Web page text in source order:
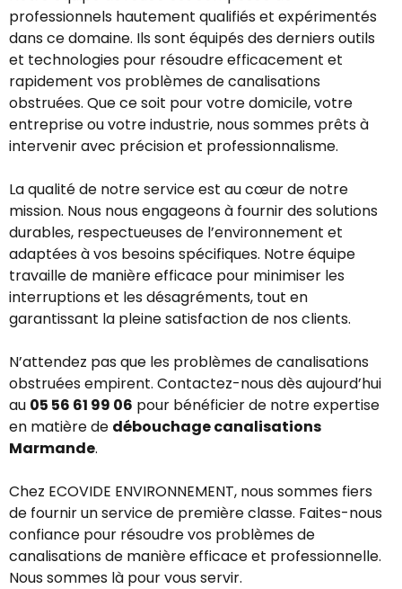
professionnels hautement qualifiés et expérimentés
dans ce domaine. Ils sont équipés des derniers outils
et technologies pour résoudre efficacement et
rapidement vos problèmes de canalisations
obstruées. Que ce soit pour votre domicile, votre
entreprise ou votre industrie, nous sommes prêts à
intervenir avec précision et professionnalisme.
La qualité de notre service est au cœur de notre
mission. Nous nous engageons à fournir des solutions
durables, respectueuses de l’environnement et
adaptées à vos besoins spécifiques. Notre équipe
travaille de manière efficace pour minimiser les
interruptions et les désagréments, tout en
garantissant la pleine satisfaction de nos clients.
N’attendez pas que les problèmes de canalisations
obstruées empirent. Contactez-nous dès aujourd’hui
au 05 56 61 99 06 pour bénéficier de notre expertise
en matière de débouchage canalisations
Marmande.
Chez ECOVIDE ENVIRONNEMENT, nous sommes fiers
de fournir un service de première classe. Faites-nous
confiance pour résoudre vos problèmes de
canalisations de manière efficace et professionnelle.
Nous sommes là pour vous servir.